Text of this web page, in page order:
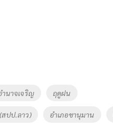
ำนาจเจริญ ฤดูฝน
สปป.ลาว) อำเภอชานุมาน